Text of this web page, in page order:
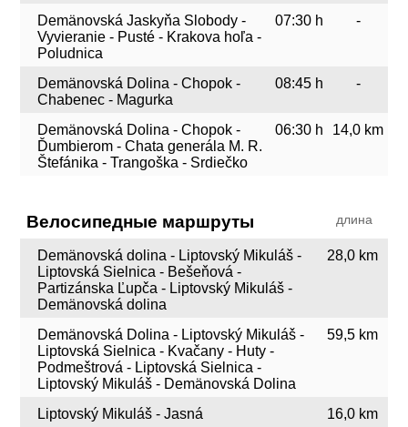
Demänovská Jaskyňa Slobody -
Vyvieranie - Pusté - Krakova hoľa -
Poludnica
07:30 h -
Demänovská Dolina - Chopok -
Chabenec - Magurka
08:45 h -
Demänovská Dolina - Chopok -
Ďumbierom - Chata generála M. R.
Štefánika - Trangoška - Srdiečko
06:30 h 14,0 km
Велосипедные маршруты длина
Demänovská dolina - Liptovský Mikuláš -
Liptovská Sielnica - Bešeňová -
Partizánska Ľupča - Liptovský Mikuláš -
Demänovská dolina
28,0 km
Demänovská Dolina - Liptovský Mikuláš -
Liptovská Sielnica - Kvačany - Huty -
Podmeštrová - Liptovská Sielnica -
Liptovský Mikuláš - Demänovská Dolina
59,5 km
Liptovský Mikuláš - Jasná
16,0 km